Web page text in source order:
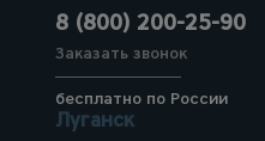
8 (800) 200-25-90
Заказать звонок
бесплатно по России
Луганск